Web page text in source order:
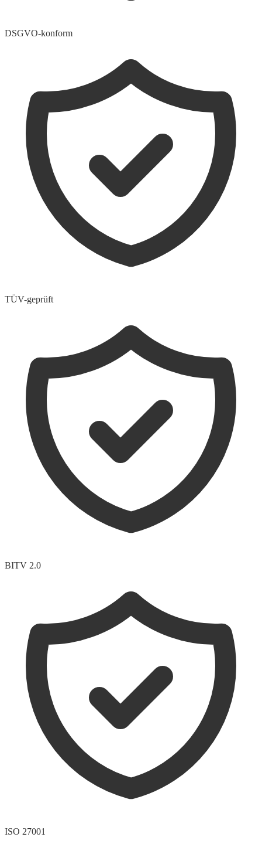
DSGVO-konform
TÜV-geprüft
BITV 2.0
ISO 27001